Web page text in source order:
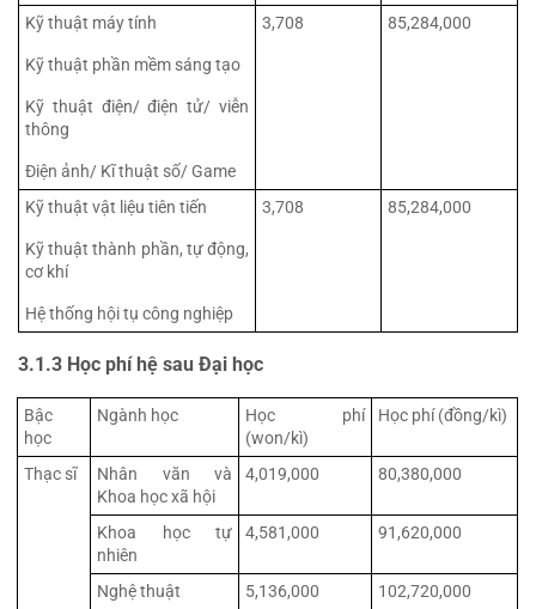
Kỹ thuật máy tính
Kỹ thuật phần mềm sáng tạo
Kỹ thuật điện/ điện tử/ viễn
thông
Điện ảnh/ Kĩ thuật số/ Game
3,708 85,284,000
Kỹ thuật vật liệu tiên tiến
Kỹ thuật thành phần, tự động,
cơ khí
Hệ thống hội tụ công nghiệp
3,708 85,284,000
3.1.3 Học phí hệ sau Đại học
Bậc
học
Ngành học
Học phí
(won/kì)
Học phí (đồng/kì)
Thạc sĩ
Nhân văn và
Khoa học xã hội
4,019,000 80,380,000
Khoa học tự
nhiên
4,581,000 91,620,000
Nghệ thuật 5,136,000
102,720,000